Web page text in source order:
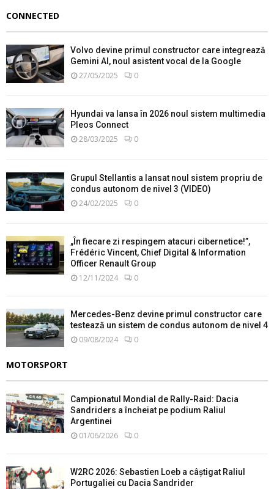
CONNECTED
Volvo devine primul constructor care integrează
Gemini AI, noul asistent vocal de la Google
27/05/2025 0
Hyundai va lansa în 2026 noul sistem multimedia
Pleos Connect
28/03/2025 0
Grupul Stellantis a lansat noul sistem propriu de
condus autonom de nivel 3 (VIDEO)
24/02/2025 0
„În fiecare zi respingem atacuri cibernetice!”,
Frédéric Vincent, Chief Digital & Information
Officer Renault Group
12/11/2024 0
Mercedes-Benz devine primul constructor care
testează un sistem de condus autonom de nivel 4
09/08/2024 0
MOTORSPORT
Campionatul Mondial de Rally-Raid: Dacia
Sandriders a încheiat pe podium Raliul
Argentinei
01/06/2026 0
W2RC 2026: Sebastien Loeb a câștigat Raliul
Portugaliei cu Dacia Sandrider